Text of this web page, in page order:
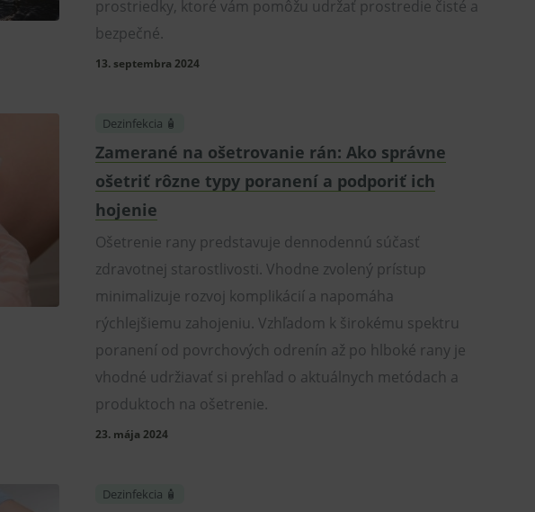
prostriedky, ktoré vám pomôžu udržať prostredie čisté a
bezpečné.
13. septembra 2024
Dezinfekcia 🧴
Zamerané na ošetrovanie rán: Ako správne
ošetriť rôzne typy poranení a podporiť ich
hojenie
Ošetrenie rany predstavuje dennodennú súčasť
zdravotnej starostlivosti. Vhodne zvolený prístup
minimalizuje rozvoj komplikácií a napomáha
rýchlejšiemu zahojeniu. Vzhľadom k širokému spektru
poranení od povrchových odrenín až po hlboké rany je
vhodné udržiavať si prehľad o aktuálnych metódach a
produktoch na ošetrenie.
23. mája 2024
Dezinfekcia 🧴